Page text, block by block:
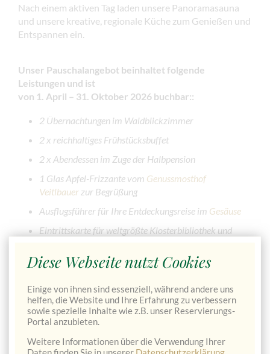
Nach einem aktiven Tag laden unsere Panoramasauna
und unsere kreative, regionale Küche zum Genießen und
Entspannen ein.
Unser Pauschalangebot beinhaltet folgende
Leistungen und ist
von 1. April – 31. Oktober 2026 buchbar::
2 Übernachtungen im Waldblickzimmer
2 x reichhaltiges Frühstücksbuffet
2 x Abendessen im Zuge der Halbpension
1 Glas Apfel-Frizzante vom Genussmosthof
Veitlbauer zur Begrüßung
Ausflugsführer für Ihre Entdeckungsreise im Gesäuse
Eintrittskarte für weltgrößte Klosterbibliothek und
Entspannen in unserer gemütlichen Panorama-Sauna
JETZT VERFÜGBARKEIT PRÜFEN & DIREKT BUCHEN
→
Diese Webseite nutzt Cookies
Einige von ihnen sind essenziell, während andere uns
helfen, die Website und Ihre Erfahrung zu verbessern
sowie spezielle Inhalte wie z.B. unser Reservierungs-
Portal anzubieten.
Weitere Informationen über die Verwendung Ihrer
Daten finden Sie in unserer Datenschutzerklärung.